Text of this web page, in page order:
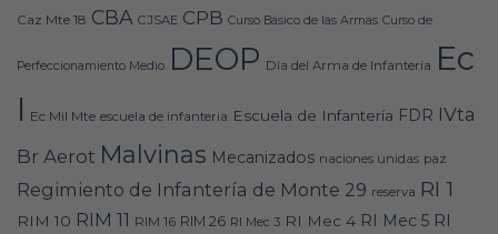
Caz Mte 18 CBA CJSAE CPB Curso Básico de las Armas Curso de
Perfeccionamiento Medio DEOP Día del Arma de Infantería Ec
I Ec Mil Mte escuela de infanteria Escuela de Infantería FDR IVta
Br Aerot Malvinas Mecanizados naciones unidas paz
Regimiento de Infantería de Monte 29 reserva RI 1
RIM 10 RIM 11 RIM 16 RIM 26 RI Mec 3 RI Mec 4 RI Mec 5 RI